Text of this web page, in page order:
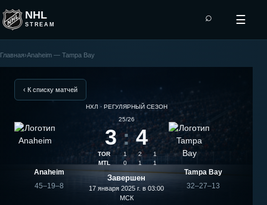
NHL
STREAM
⌕ ☰
Tampa
Bay
Anaheim:
результат
матча
Главная›Anaheim — Tampa Bay
‹ К списку матчей
Anaheim
45–19–8
НХЛ · РЕГУЛЯРНЫЙ СЕЗОН
25/26
3 : 4
TOR 1 2
1
MTL
0 1 1
Завершен
17 января 2025 г. в 03:00
МСК
Tampa Bay
32–27–13